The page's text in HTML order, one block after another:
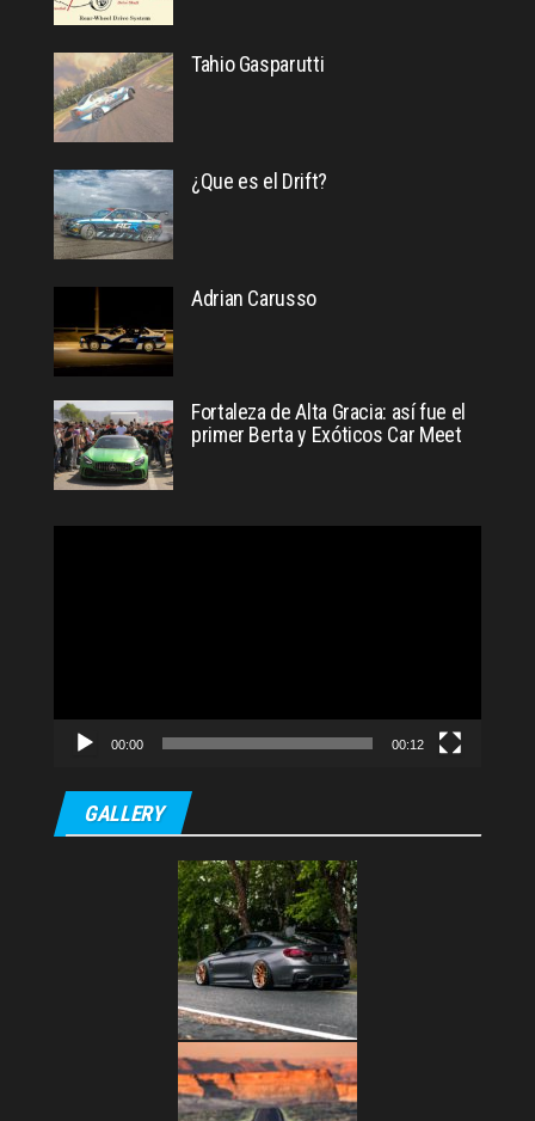
Tahio Gasparutti
¿Que es el Drift?
Adrian Carusso
Fortaleza de Alta Gracia: así fue el
primer Berta y Exóticos Car Meet
00:00 00:12
GALLERY